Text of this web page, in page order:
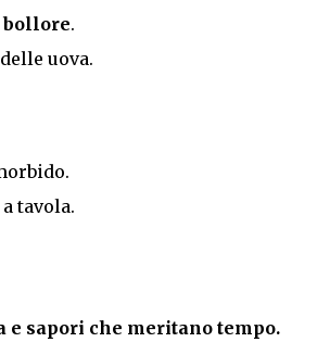
bollore.
uova.
tavola.
sapori che meritano tempo.